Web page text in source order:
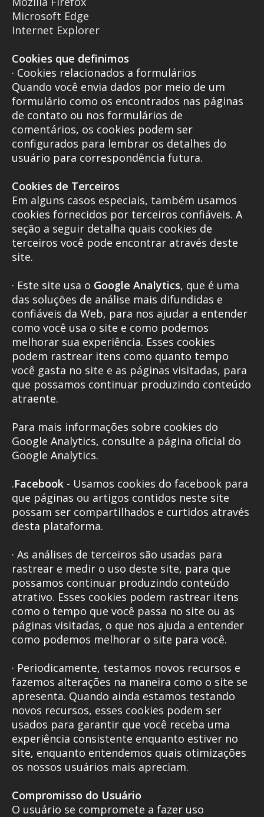
Microsoft Edge
Internet Explorer
Cookies que definimos
· Cookies relacionados a formulários
Quando você envia dados por meio de um
formulário como os encontrados nas páginas
de contato ou nos formulários de
comentários, os cookies podem ser
configurados para lembrar os detalhes do
usuário para correspondência futura.
Cookies de Terceiros
Em alguns casos especiais, também usamos
cookies fornecidos por terceiros confiáveis. A
seção a seguir detalha quais cookies de
terceiros você pode encontrar através deste
site.
· Este site usa o Google Analytics, que é uma
das soluções de análise mais difundidas e
confiáveis da Web, para nos ajudar a entender
como você usa o site e como podemos
melhorar sua experiência. Esses cookies
podem rastrear itens como quanto tempo
você gasta no site e as páginas visitadas, para
que possamos continuar produzindo conteúdo
atraente.
Para mais informações sobre cookies do
Google Analytics, consulte a página oficial do
Google Analytics.
.Facebook - Usamos cookies do facebook para
que páginas ou artigos contidos neste site
possam ser compartilhados e curtidos através
desta plataforma.
· As análises de terceiros são usadas para
rastrear e medir o uso deste site, para que
possamos continuar produzindo conteúdo
atrativo. Esses cookies podem rastrear itens
como o tempo que você passa no site ou as
páginas visitadas, o que nos ajuda a entender
como podemos melhorar o site para você.
· Periodicamente, testamos novos recursos e
fazemos alterações na maneira como o site se
apresenta. Quando ainda estamos testando
novos recursos, esses cookies podem ser
usados para garantir que você receba uma
experiência consistente enquanto estiver no
site, enquanto entendemos quais otimizações
os nossos usuários mais apreciam.
Compromisso do Usuário
O usuário se compromete a fazer uso